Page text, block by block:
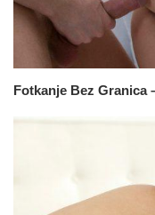
Fotkanje Bez Granica